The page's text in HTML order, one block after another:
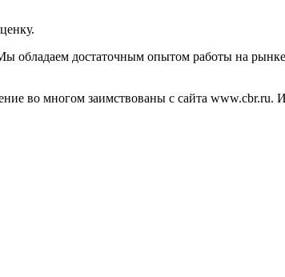
обладаем достаточным опытом работы на
во многом заимствованы с сайта www.cbr.ru.